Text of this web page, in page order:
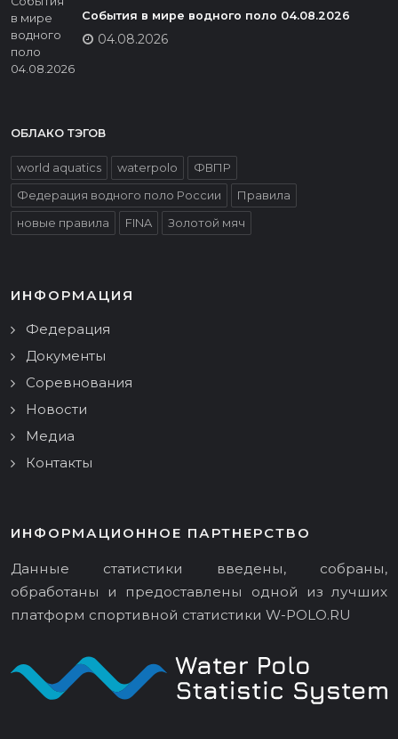
События в мире водного поло 04.08.2026
04.08.2026
ОБЛАКО ТЭГОВ
world aquatics waterpolo
ФВПР
Федерация водного поло России
Правила
новые правила
FINA Золотой мяч
ИНФОРМАЦИЯ
Федерация
Документы
Соревнования
Новости
Медиа
Контакты
ИНФОРМАЦИОННОЕ ПАРТНЕРСТВО
Данные статистики введены, собраны,
обработаны и предоставлены одной из лучших
платформ спортивной статистики W-POLO.RU